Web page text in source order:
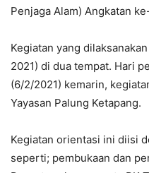
Penjaga Alam) Angkatan
Kegiatan yang
2021) di dua tempat. Hari
(6/2/2021) kemarin,
Yayasan Palung Ketapang.
Kegiatan orientasi ini diisi
seperti; pembukaan dan